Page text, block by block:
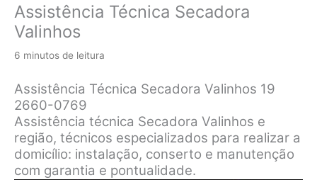
Assistência Técnica Secadora
Valinhos
6 minutos de leitura
Assistência Técnica Secadora Valinhos 19
2660-0769
Assistência técnica Secadora Valinhos e
região, técnicos especializados para realizar a
domicílio: instalação, conserto e manutenção
com garantia e pontualidade.